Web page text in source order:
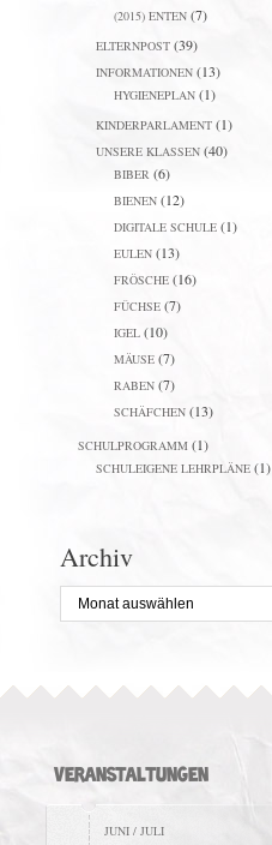
(2015) ENTEN(7)
ELTERNPOST(39)
INFORMATIONEN(13)
HYGIENEPLAN(1)
KINDERPARLAMENT(1)
UNSERE KLASSEN(40)
BIBER (6)
BIENEN(12)
DIGITALE SCHULE(1)
EULEN(13)
FRÖSCHE(16)
FÜCHSE(7)
IGEL(10)
MÄUSE(7)
RABEN(7)
SCHÄFCHEN(13)
SCHULPROGRAMM(1)
SCHULEIGENE LEHRPLÄNE(1)
Archiv
Archiv
VERANSTALTUNGEN
JUNI / JULI